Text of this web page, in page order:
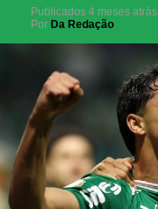
Publicados 4 meses atrás
Por Da Redação